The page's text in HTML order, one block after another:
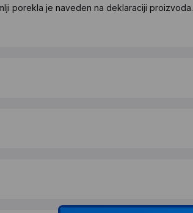
porekla je naveden na deklaraciji proizvoda.